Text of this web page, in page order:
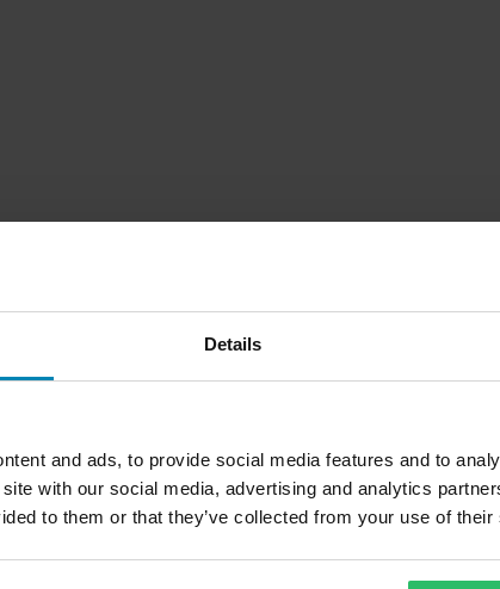
Details
and ads, to provide social media features and to
with our social media, advertising and analytics
to them or that they’ve collected from your use of